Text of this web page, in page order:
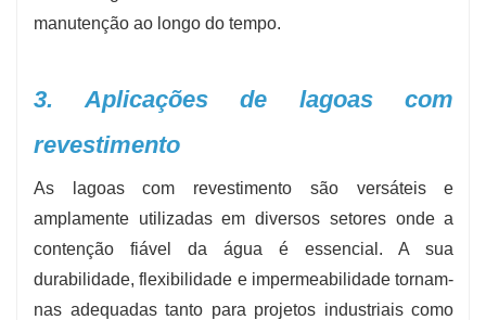
manutenção ao longo do tempo.
3. Aplicações de lagoas com
revestimento
As lagoas com revestimento são versáteis e
amplamente utilizadas em diversos setores onde a
contenção fiável da água é essencial. A sua
durabilidade, flexibilidade e impermeabilidade tornam-
nas adequadas tanto para projetos industriais como